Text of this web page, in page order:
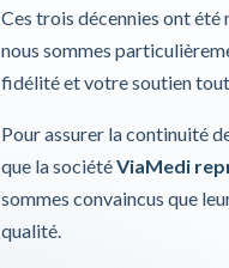
Ces trois décennies ont
nous sommes
fidélité et votre soutien
Pour assurer la continuité
que la sociétéViaMedi
sommes convaincus que
qualité.